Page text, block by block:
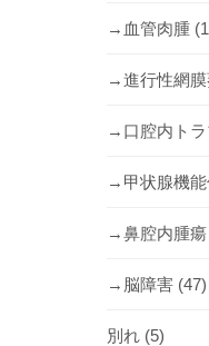
→血管肉腫
→進行性網膜
→口腔内ト
→甲状腺機能
→鼻腔内腫瘍
→脳障害 (47)
別れ (5)